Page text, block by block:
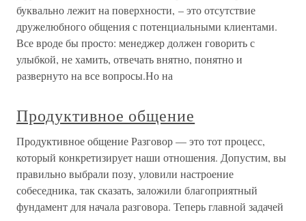
буквально лежит на поверхности, – это отсутствие
дружелюбного общения с потенциальными клиентами.
Все вроде бы просто: менеджер должен говорить с
улыбкой, не хамить, отвечать внятно, понятно и
развернуто на все вопросы.Но на
Продуктивное общение
Продуктивное общение Разговор — это тот процесс,
который конкретизирует наши отношения. Допустим, вы
правильно выбрали позу, уловили настроение
собеседника, так сказать, заложили благоприятный
фундамент для начала разговора. Теперь главной задачей